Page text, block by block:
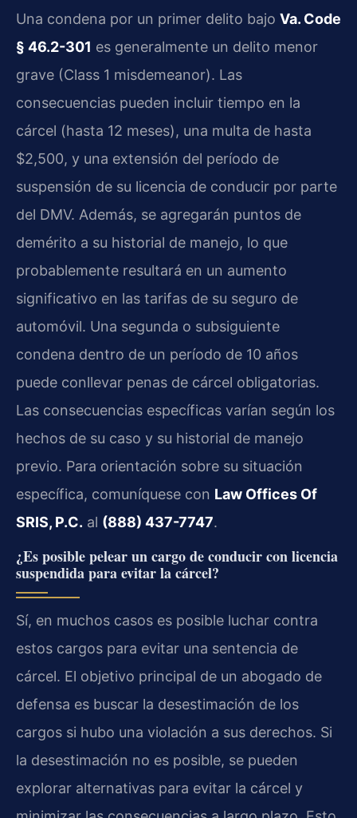
Una condena por un primer delito bajo Va. Code
§ 46.2-301 es generalmente un delito menor
grave (Class 1 misdemeanor). Las
consecuencias pueden incluir tiempo en la
cárcel (hasta 12 meses), una multa de hasta
$2,500, y una extensión del período de
suspensión de su licencia de conducir por parte
del DMV. Además, se agregarán puntos de
demérito a su historial de manejo, lo que
probablemente resultará en un aumento
significativo en las tarifas de su seguro de
automóvil. Una segunda o subsiguiente
condena dentro de un período de 10 años
puede conllevar penas de cárcel obligatorias.
Las consecuencias específicas varían según los
hechos de su caso y su historial de manejo
previo. Para orientación sobre su situación
específica, comuníquese con Law Offices Of
SRIS, P.C. al (888) 437-7747.
¿Es posible pelear un cargo de conducir con licencia
suspendida para evitar la cárcel?
Sí, en muchos casos es posible luchar contra
estos cargos para evitar una sentencia de
cárcel. El objetivo principal de un abogado de
defensa es buscar la desestimación de los
cargos si hubo una violación a sus derechos. Si
la desestimación no es posible, se pueden
explorar alternativas para evitar la cárcel y